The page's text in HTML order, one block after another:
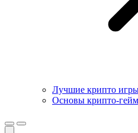
Лучшие крипто
Основы крипто-